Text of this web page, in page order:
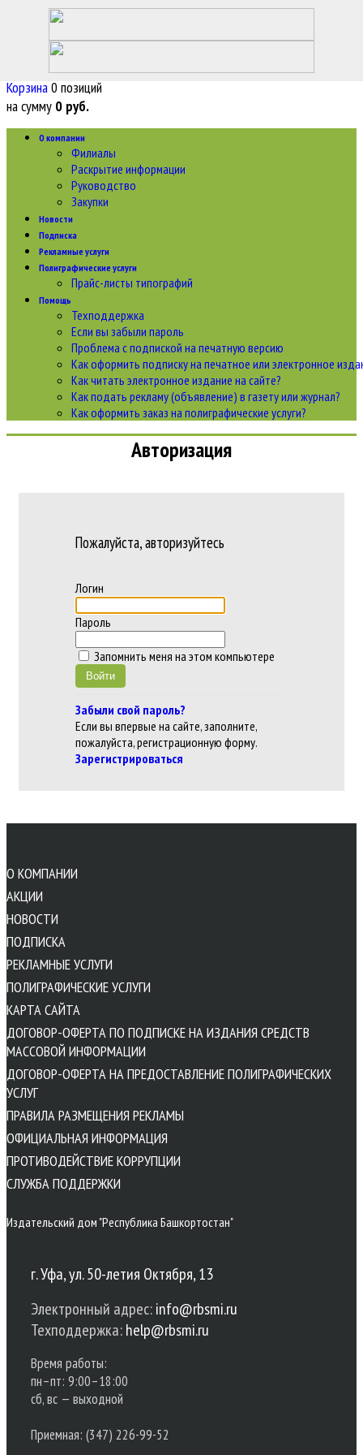
�Регистрация
Корзина0 позиций
на сумму 0 руб.
О компании
Филиалы
Раскрытие информации
Руководство
Закупки
Новости
Подписка
Рекламные услуги
Полиграфические услуги
Прайс-листы типографий
Помощь
Техподдержка
Если вы забыли пароль
Проблема с подпиской на печатную версию
Как оформить подписку на печатное или электронное
Как читать электронное издание на сайте?
Как подать рекламу (объявление) в газету или журнал?
Как оформить заказ на полиграфические уcлуги?
Авторизация
Пожалуйста, авторизуйтесь
Логин
Пароль
Запомнить меня на этом компьютере
Забыли свой пароль?
Если вы впервые на сайте, заполните,
пожалуйста, регистрационную форму.
Зарегистрироваться
О КОМПАНИИ
АКЦИИ
НОВОСТИ
ПОДПИСКА
РЕКЛАМНЫЕ УСЛУГИ
ПОЛИГРАФИЧЕСКИЕ УСЛУГИ
КАРТА САЙТА
ДОГОВОР-ОФЕРТА ПО ПОДПИСКЕ НА ИЗДАНИЯ СРЕДСТВ
МАССОВОЙ ИНФОРМАЦИИ
ДОГОВОР-ОФЕРТА НА ПРЕДОСТАВЛЕНИЕ ПОЛИГРАФИЧЕСКИХ
УСЛУГ
ПРАВИЛА РАЗМЕЩЕНИЯ РЕКЛАМЫ
ОФИЦИАЛЬНАЯ ИНФОРМАЦИЯ
ПРОТИВОДЕЙСТВИЕ КОРРУПЦИИ
CЛУЖБА ПОДДЕРЖКИ
Издательский дом "Республика Башкортостан"
г. Уфа, ул. 50-летия Октября, 13
Электронный адрес:info@rbsmi.ru
Техподдержка:help@rbsmi.ru
Время работы:
пн–пт: 9:00–18:00
сб, вс — выходной
Приемная: (347) 226-99-52